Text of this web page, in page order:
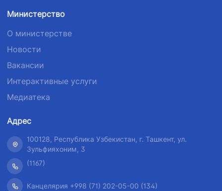
Министерство
О министерстве
Новости
Вакансии
Интерактивные услуги
Медиатека
Адрес
100128, Республика Узбекистан, г. Ташкент, ул.
Зульфияхоним, 3
(1167)
Канцелярия +998 (71) 202-05-00 (134)